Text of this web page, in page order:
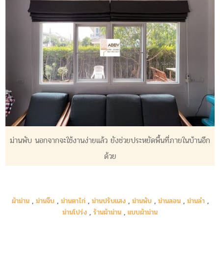
ม่านพับ นอกจากจะใช้งานง่ายแล้ว ยังช่วยประหยัดพื้นที่ภายในบ้านอีก
ด้วย
ผ้าม่าน, ม่านจีบ, ม่านตาไก่, ม่านปรับแสง, ม่านพับ, ม่านลอน, ม่านลำ,
ม่านโปร่ง , ร้านผ้าม่าน , แบบผ้าม่าน